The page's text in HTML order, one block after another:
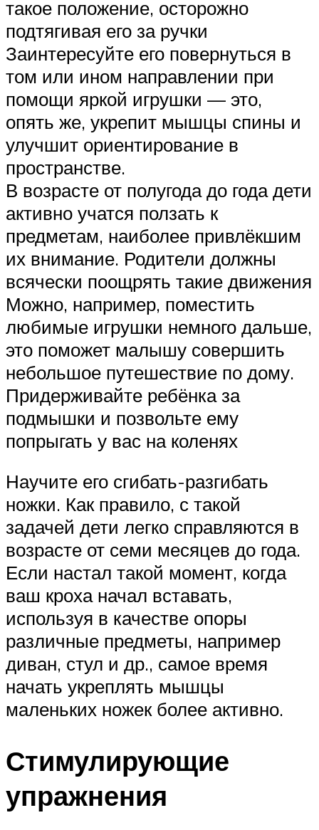
такое положение, осторожно
подтягивая его за ручки
Заинтересуйте его повернуться в
том или ином направлении при
помощи яркой игрушки — это,
опять же, укрепит мышцы спины и
улучшит ориентирование в
пространстве.
В возрасте от полугода до года дети
активно учатся ползать к
предметам, наиболее привлёкшим
их внимание. Родители должны
всячески поощрять такие движения
Можно, например, поместить
любимые игрушки немного дальше,
это поможет малышу совершить
небольшое путешествие по дому.
Придерживайте ребёнка за
подмышки и позвольте ему
попрыгать у вас на коленях
Научите его сгибать-разгибать
ножки. Как правило, с такой
задачей дети легко справляются в
возрасте от семи месяцев до года.
Если настал такой момент, когда
ваш кроха начал вставать,
используя в качестве опоры
различные предметы, например
диван, стул и др., самое время
начать укреплять мышцы
маленьких ножек более активно.
Стимулирующие
упражнения